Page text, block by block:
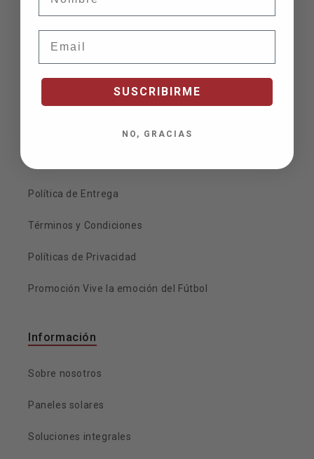
#Electrisa
Política de Entrega
Términos y Condiciones
Políticas de Privacidad
Promoción Vive la emoción del Fútbol
Información
Sobre nosotros
Paneles solares
Soluciones integrales
SUSCRIBIRME
NO, GRACIAS